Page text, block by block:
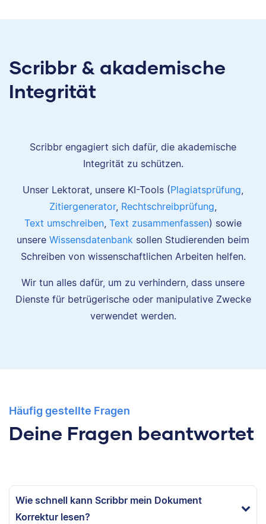
Scribbr & akademische
Integrität
Scribbr engagiert sich dafür, die akademische
Integrität zu schützen.
Unser Lektorat, unsere KI-Tools (Plagiatsprüfung
Zitiergenerator, Rechtschreibprüfung
Text umschreiben Text zusammenfassen) sowie
unsere Wissensdatenbank sollen Studierenden beim
Schreiben von wissenschaftlichen Arbeiten helfen.
Wir tun alles dafür, um zu verhindern, dass unsere
Dienste für betrügerische oder manipulative Zwecke
verwendet werden.
Häufig gestellte Fragen
Deine Fragen beantwortet
Wie schnell kann Scribbr mein Dokument
Korrektur lesen?